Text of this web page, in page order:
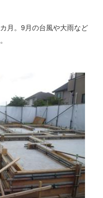
月。9月の台風や大雨など